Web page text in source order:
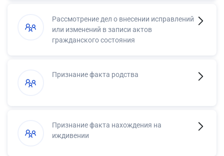
Рассмотрение дел о внесении исправлений
или изменений в записи актов
гражданского состояния
Признание факта родства
Признание факта нахождения на
иждивении